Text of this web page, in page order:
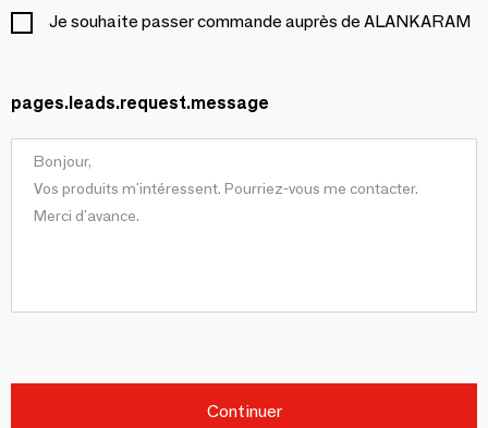
Je souhaite passer commande auprès de ALANKARAM
pages.leads.request.message
Continuer